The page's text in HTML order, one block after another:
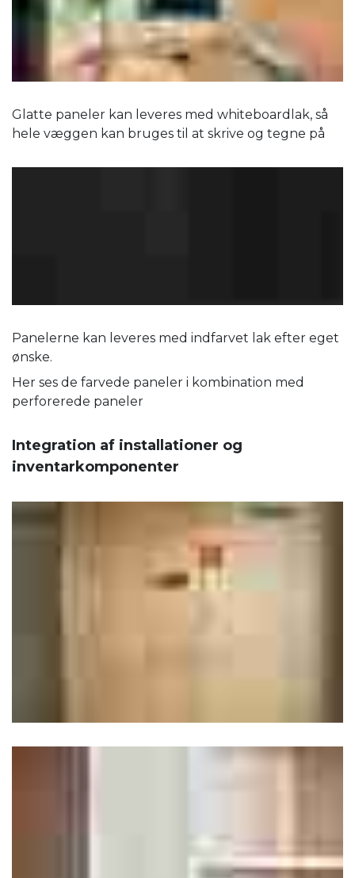
Glatte paneler kan leveres med whiteboardlak, så
hele væggen kan bruges til at skrive og tegne på
Panelerne kan leveres med indfarvet lak efter eget
ønske.
Her ses de farvede paneler i kombination med
perforerede paneler
Integration af installationer og
inventarkomponenter